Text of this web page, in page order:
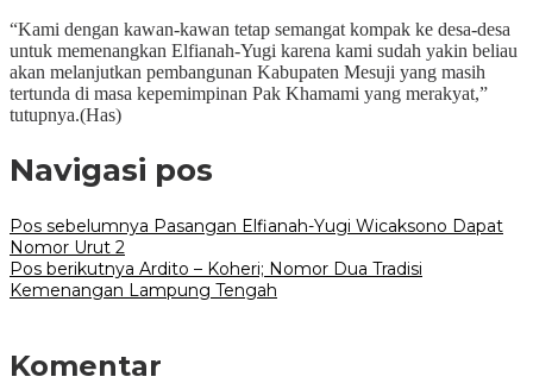
“Kami dengan kawan-kawan tetap semangat kompak ke desa-desa
untuk memenangkan Elfianah-Yugi karena kami sudah yakin beliau
akan melanjutkan pembangunan Kabupaten Mesuji yang masih
tertunda di masa kepemimpinan Pak Khamami yang merakyat,”
tutupnya.(Has)
Navigasi pos
Pos sebelumnya Pasangan Elfianah-Yugi Wicaksono Dapat
Nomor Urut 2
Pos berikutnya Ardito – Koheri; Nomor Dua Tradisi
Kemenangan Lampung Tengah
Komentar